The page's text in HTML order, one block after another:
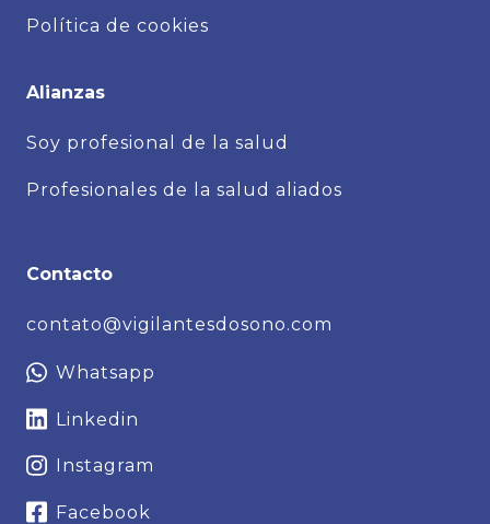
Política de cookies
Alianzas
Soy profesional de la salud
Profesionales de la salud aliados
Contacto
contato@vigilantesdosono.com
Whatsapp
Linkedin
Instagram
Facebook